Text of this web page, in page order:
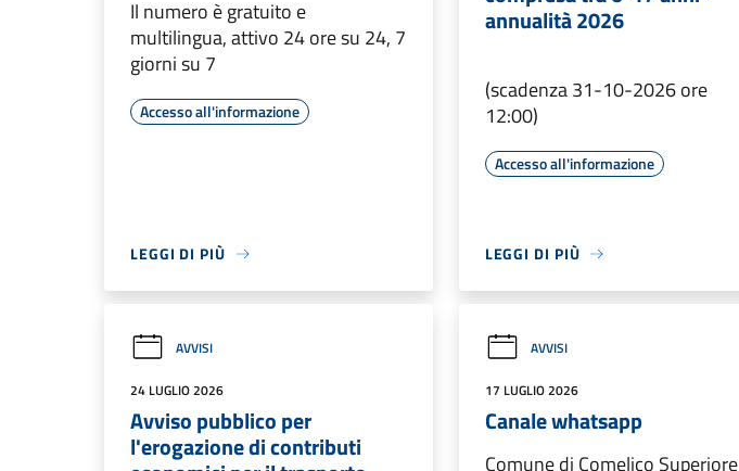
Il numero è gratuito e
multilingua, attivo 24 ore su 24, 7
giorni su 7
Accesso all'informazione
LEGGI DI PIÙ
annualità 2026
(scadenza 31-10-2026 ore
12:00)
Accesso all'informazione
LEGGI DI PIÙ
AVVISI
24 LUGLIO 2026
Avviso pubblico per
l'erogazione di contributi
AVVISI
17 LUGLIO 2026
Canale whatsapp
Comune di Comelico Superiore